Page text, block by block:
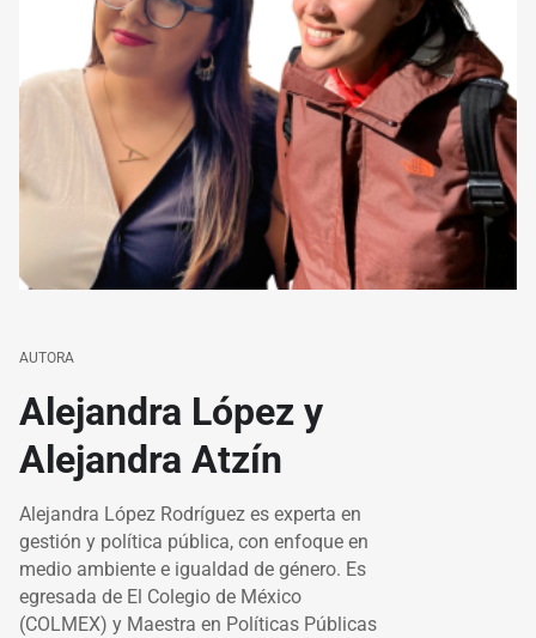
AUTORA
Alejandra López y
Alejandra Atzín
Alejandra López Rodríguez es experta en
gestión y política pública, con enfoque en
medio ambiente e igualdad de género. Es
egresada de El Colegio de México
(COLMEX) y Maestra en Políticas Públicas